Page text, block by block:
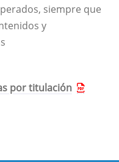
siempre que
y
por titulación